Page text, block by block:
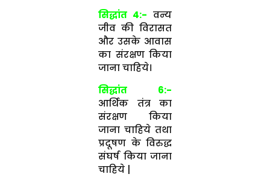
सिद्धांत 4:- वन्य
जीव की विरासत
और उसके आवास
का संरक्षण किया
जाना चाहिये।
सिद्धांत 6:-
आर्थिक तंत्र का
संरक्षण किया
जाना चाहिये तथा
प्रदूषण के विरुद्ध
संघर्ष किया जाना
चाहिये |